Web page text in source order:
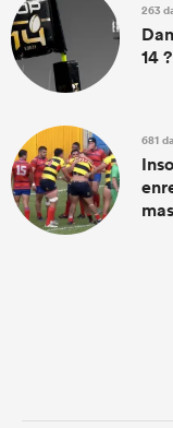
263
14 ?
681